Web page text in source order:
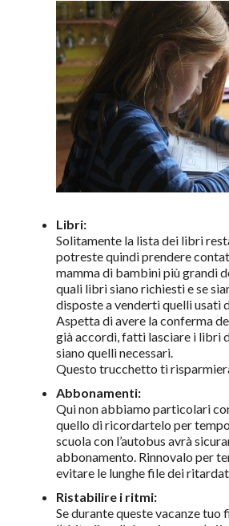
Libri:
Solitamente la lista dei libri
potreste quindi prendere
mamma di bambini più grandi
quali libri siano richiesti e se
disposte a venderti quelli usati
Aspetta di avere la conferma
già accordi, fatti lasciare i libri
siano quelli necessari.
Questo trucchetto ti
Abbonamenti:
Qui non abbiamo particolari
quello di ricordartelo per
scuola con l’autobus avrà
abbonamento. Rinnovalo per
evitare le lunghe file dei
Ristabilire i ritmi:
Se durante queste vacanze tuo